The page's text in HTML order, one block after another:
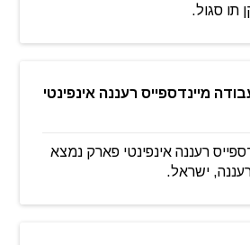
תו סגול.
מיינדספייס רעננה אינפינטי
רעננה אינפינטי פארק נמצא